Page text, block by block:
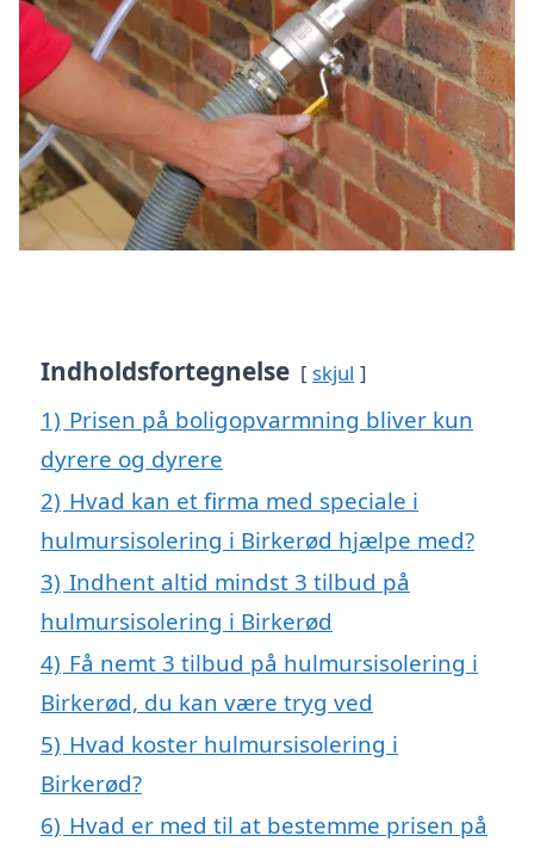
Indholdsfortegnelse skjul
1) Prisen på boligopvarmning bliver kun
dyrere og dyrere
2) Hvad kan et firma med speciale i
hulmursisolering i Birkerød hjælpe med?
3) Indhent altid mindst 3 tilbud på
hulmursisolering i Birkerød
4) Få nemt 3 tilbud på hulmursisolering i
Birkerød, du kan være tryg ved
5) Hvad koster hulmursisolering i
Birkerød?
6) Hvad er med til at bestemme prisen på